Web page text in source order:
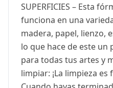
SUPERFICIES – Esta
funciona en una
madera, papel, lienzo,
lo que hace de este
para todas tus artes y
limpiar: ¡La limpieza